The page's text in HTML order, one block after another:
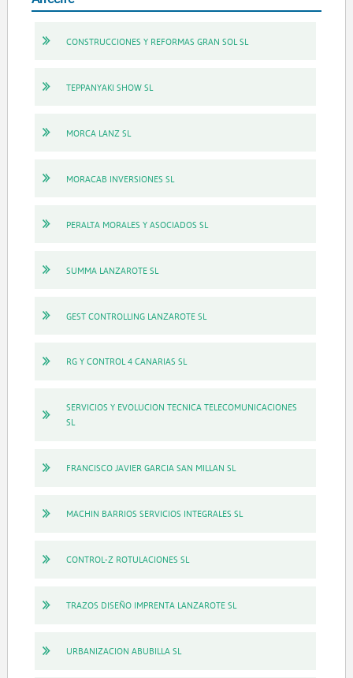
CONSTRUCCIONES Y REFORMAS GRAN SOL SL
TEPPANYAKI SHOW SL
MORCA LANZ SL
MORACAB INVERSIONES SL
PERALTA MORALES Y ASOCIADOS SL
SUMMA LANZAROTE SL
GEST CONTROLLING LANZAROTE SL
RG Y CONTROL 4 CANARIAS SL
SERVICIOS Y EVOLUCION TECNICA TELECOMUNICACIONES
SL
FRANCISCO JAVIER GARCIA SAN MILLAN SL
MACHIN BARRIOS SERVICIOS INTEGRALES SL
CONTROL-Z ROTULACIONES SL
TRAZOS DISEÑO IMPRENTA LANZAROTE SL
URBANIZACION ABUBILLA SL